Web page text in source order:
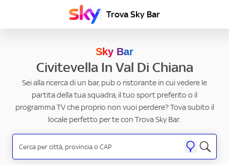
Trova Sky Bar
Sky Bar
Civitevella In Val Di Chiana
Sei alla ricerca di un bar, pub o ristorante in cui vedere le
partita della tua squadra, il tuo sport preferito o il
programma TV che proprio non vuoi perdere? Tova subito il
locale perfetto per te con Trova Sky Bar.